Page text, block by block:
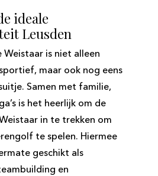
ideale
Leusden
is niet alleen
maar ook nog eens
Samen met familie,
is het heerlijk om de
in te trekken om
te spelen. Hiermee
geschikt als
en